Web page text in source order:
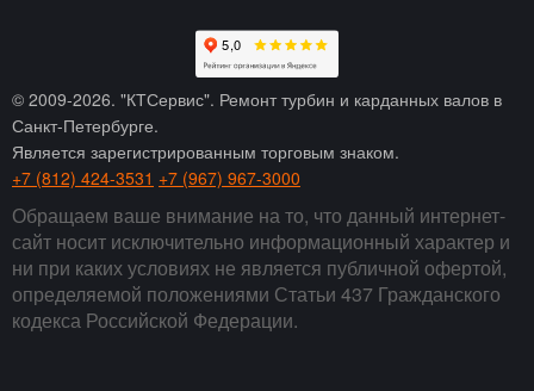
© 2009-2026. "КТСервис". Ремонт турбин и карданных валов в
Санкт-Петербурге.
Является зарегистрированным торговым знаком.
+7 (812) 424-3531 +7 (967) 967-3000
Обращаем ваше внимание на то, что данный интернет-
сайт носит исключительно информационный характер и
ни при каких условиях не является публичной офертой,
определяемой положениями Статьи 437 Гражданского
кодекса Российской Федерации.